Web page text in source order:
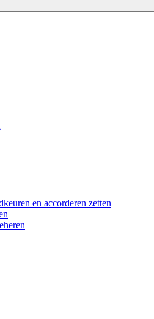
en accorderen zetten